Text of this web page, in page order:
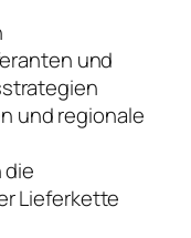
und
und regionale
die
Lieferkette